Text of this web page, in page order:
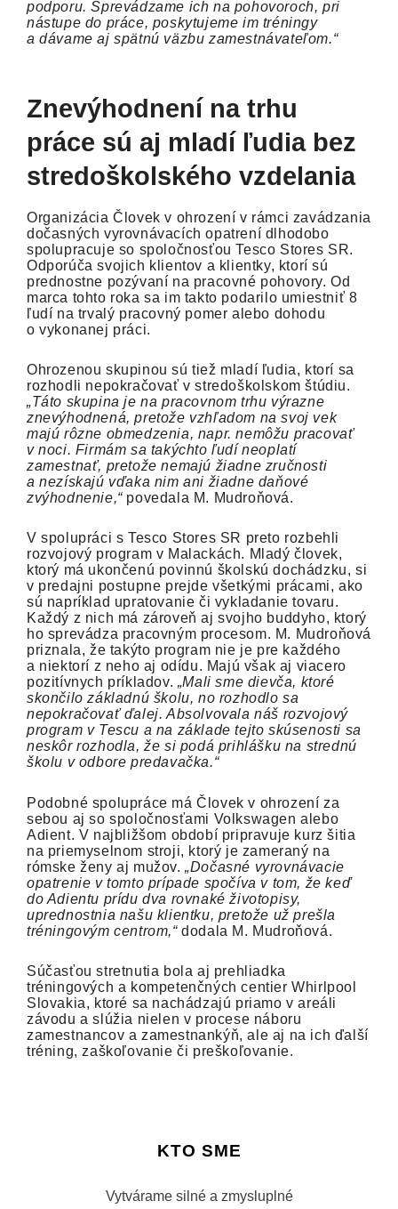
podporu. Sprevádzame ich na pohovoroch, pri
nástupe do práce, poskytujeme im tréningy
a dávame aj spätnú väzbu zamestnávateľom.“
Znevýhodnení na trhu
práce sú aj mladí ľudia bez
stredoškolského vzdelania
Organizácia Človek v ohrození v rámci zavádzania
dočasných vyrovnávacích opatrení dlhodobo
spolupracuje so spoločnosťou Tesco Stores SR.
Odporúča svojich klientov a klientky, ktorí sú
prednostne pozývaní na pracovné pohovory. Od
marca tohto roka sa im takto podarilo umiestniť 8
ľudí na trvalý pracovný pomer alebo dohodu
o vykonanej práci.
Ohrozenou skupinou sú tiež mladí ľudia, ktorí sa
rozhodli nepokračovať v stredoškolskom štúdiu.
„Táto skupina je na pracovnom trhu výrazne
znevýhodnená, pretože vzhľadom na svoj vek
majú rôzne obmedzenia, napr. nemôžu pracovať
v noci. Firmám sa takýchto ľudí neoplatí
zamestnať, pretože nemajú žiadne zručnosti
a nezískajú vďaka nim ani žiadne daňové
zvýhodnenie,“povedala M. Mudroňová.
V spolupráci s Tesco Stores SR preto rozbehli
rozvojový program v Malackách. Mladý človek,
ktorý má ukončenú povinnú školskú dochádzku, si
v predajni postupne prejde všetkými prácami, ako
sú napríklad upratovanie či vykladanie tovaru.
Každý z nich má zároveň aj svojho buddyho, ktorý
ho sprevádza pracovným procesom. M. Mudroňová
priznala, že takýto program nie je pre každého
a niektorí z neho aj odídu. Majú však aj viacero
pozitívnych príkladov. „Mali sme dievča, ktoré
skončilo základnú školu, no rozhodlo sa
nepokračovať ďalej. Absolvovala náš rozvojový
program v Tescu a na základe tejto skúsenosti sa
neskôr rozhodla, že si podá prihlášku na strednú
školu v odbore predavačka.“
Podobné spolupráce má Človek v ohrození za
sebou aj so spoločnosťami Volkswagen alebo
Adient. V najbližšom období pripravuje kurz šitia
na priemyselnom stroji, ktorý je zameraný na
rómske ženy aj mužov.„Dočasné vyrovnávacie
opatrenie v tomto prípade spočíva v tom, že keď
do Adientu prídu dva rovnaké životopisy,
uprednostnia našu klientku, pretože už prešla
tréningovým centrom,“dodala M. Mudroňová.
Súčasťou stretnutia bola aj prehliadka
tréningových a kompetenčných centier Whirlpool
Slovakia, ktoré sa nachádzajú priamo v areáli
závodu a slúžia nielen v procese náboru
zamestnancov a zamestnankýň, ale aj na ich ďalší
tréning, zaškoľovanie či preškoľovanie.
KTO SME
Vytvárame silné a zmysluplné